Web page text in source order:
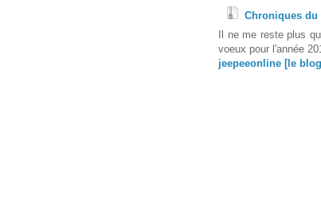
Chroniques du
Il ne me reste plus
voeux pour l'année
jeepeeonline [le